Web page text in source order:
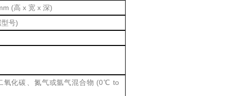
(高 x 宽 x 深)
号)
氧化碳、氮气或氩气混合物 (0℃ to